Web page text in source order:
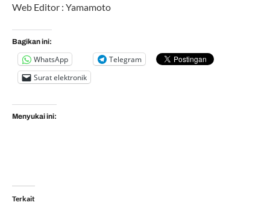
Web Editor : Yamamoto
Bagikan ini:
WhatsApp
Telegram
Surat elektronik
Menyukai ini:
Terkait